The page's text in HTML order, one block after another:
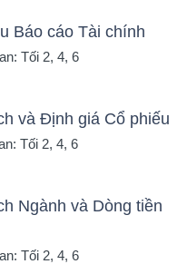
Báo cáo Tài chính
Tối 2, 4, 6
và Định giá Cổ phiếu
Tối 2, 4, 6
Ngành và Dòng tiền
Tối 2, 4, 6